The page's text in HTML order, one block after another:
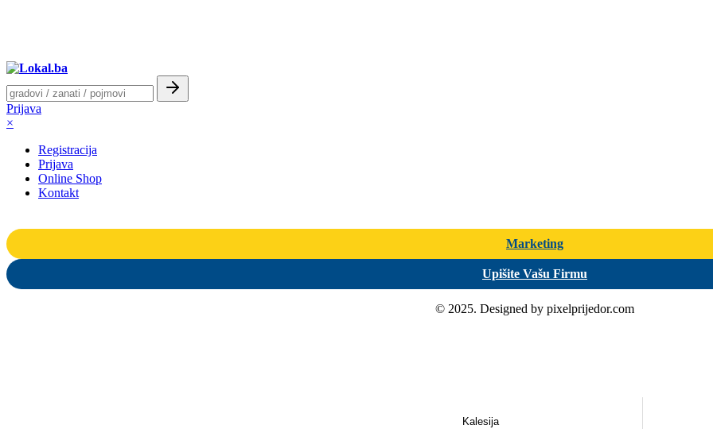
Prijava
×
Registracija
Prijava
Online Shop
Kontakt
Marketing
Upišite Vašu Firmu
© 2025. Designed by pixelprijedor.com